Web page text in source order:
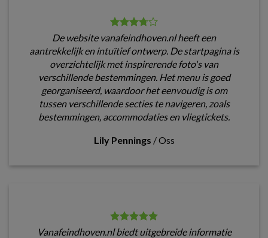
De website vanafeindhoven.nl heeft een
aantrekkelijk en intuïtief ontwerp. De startpagina is
overzichtelijk met inspirerende foto's van
verschillende bestemmingen. Het menu is goed
georganiseerd, waardoor het eenvoudig is om
tussen verschillende secties te navigeren, zoals
bestemmingen, accommodaties en vliegtickets.
Lily Pennings /Oss
Vanafeindhoven.nl biedt uitgebreide informatie